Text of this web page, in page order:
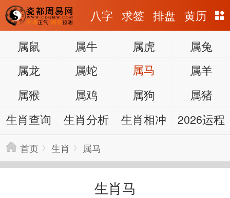
八字 求签 排盘 黄历
属鼠
属牛 属虎
属兔
属龙
属蛇 属马
属羊
属猴
属鸡 属狗
属猪
生肖查询
生肖分析 生肖相冲 2026运程
首页 生肖 属马
生肖马